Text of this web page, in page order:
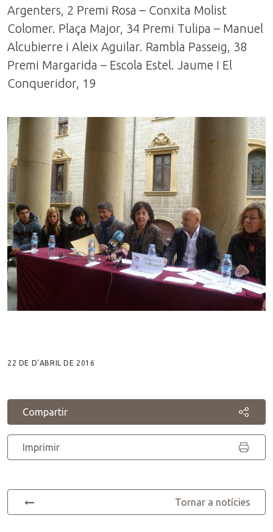
Argenters, 2 Premi Rosa – Conxita Molist
Colomer. Plaça Major, 34 Premi Tulipa – Manuel
Alcubierre i Aleix Aguilar. Rambla Passeig, 38
Premi Margarida – Escola Estel. Jaume I El
Conqueridor, 19
22 DE D’ABRIL DE 2016
Compartir
Imprimir
Tornar a notícies